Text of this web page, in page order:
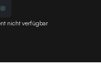
nicht verfügbar